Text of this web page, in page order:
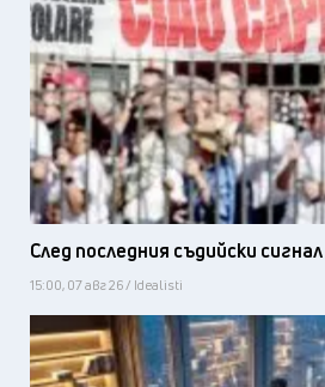
След последния съдийски сигнал
15:00, 07 авг 26 / Idealisti